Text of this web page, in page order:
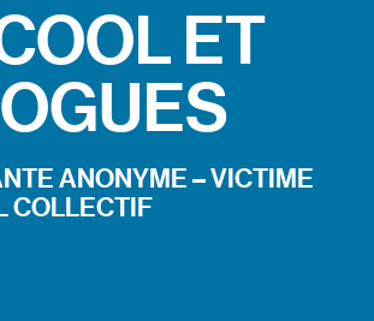
ET
ANONYME–VICTIME
COLLECTIF